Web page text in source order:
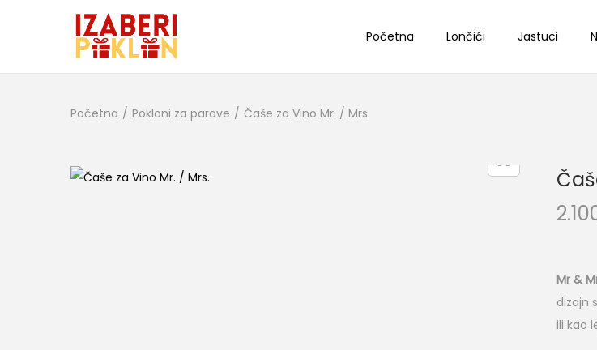
Početna Lončići Jastuci
Početna / Pokloni za parove / Čaše za Vino Mr. / Mrs.
Mr &
dizajn
ili kao